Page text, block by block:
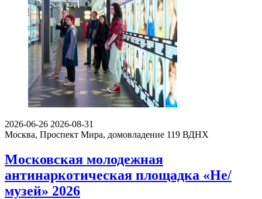
2026-06-26 2026-08-31
Москва, Проспект Мира, домовладение 119 ВДНХ
Московская молодежная
антинаркотическая площадка «Не/
музей» 2026